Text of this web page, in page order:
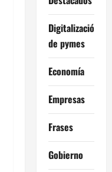
Digitalización
de pymes
Economía
Empresas
Frases
Gobierno